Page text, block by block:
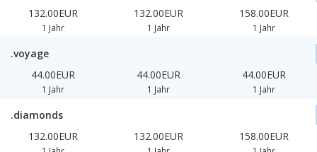
132.00EUR
1 Jahr
132.00EUR
1 Jahr
158.00EUR
1 Jahr
.voyage
44.00EUR
1 Jahr
44.00EUR
1 Jahr
44.00EUR
1 Jahr
.diamonds
132.00EUR
132.00EUR 158.00EUR